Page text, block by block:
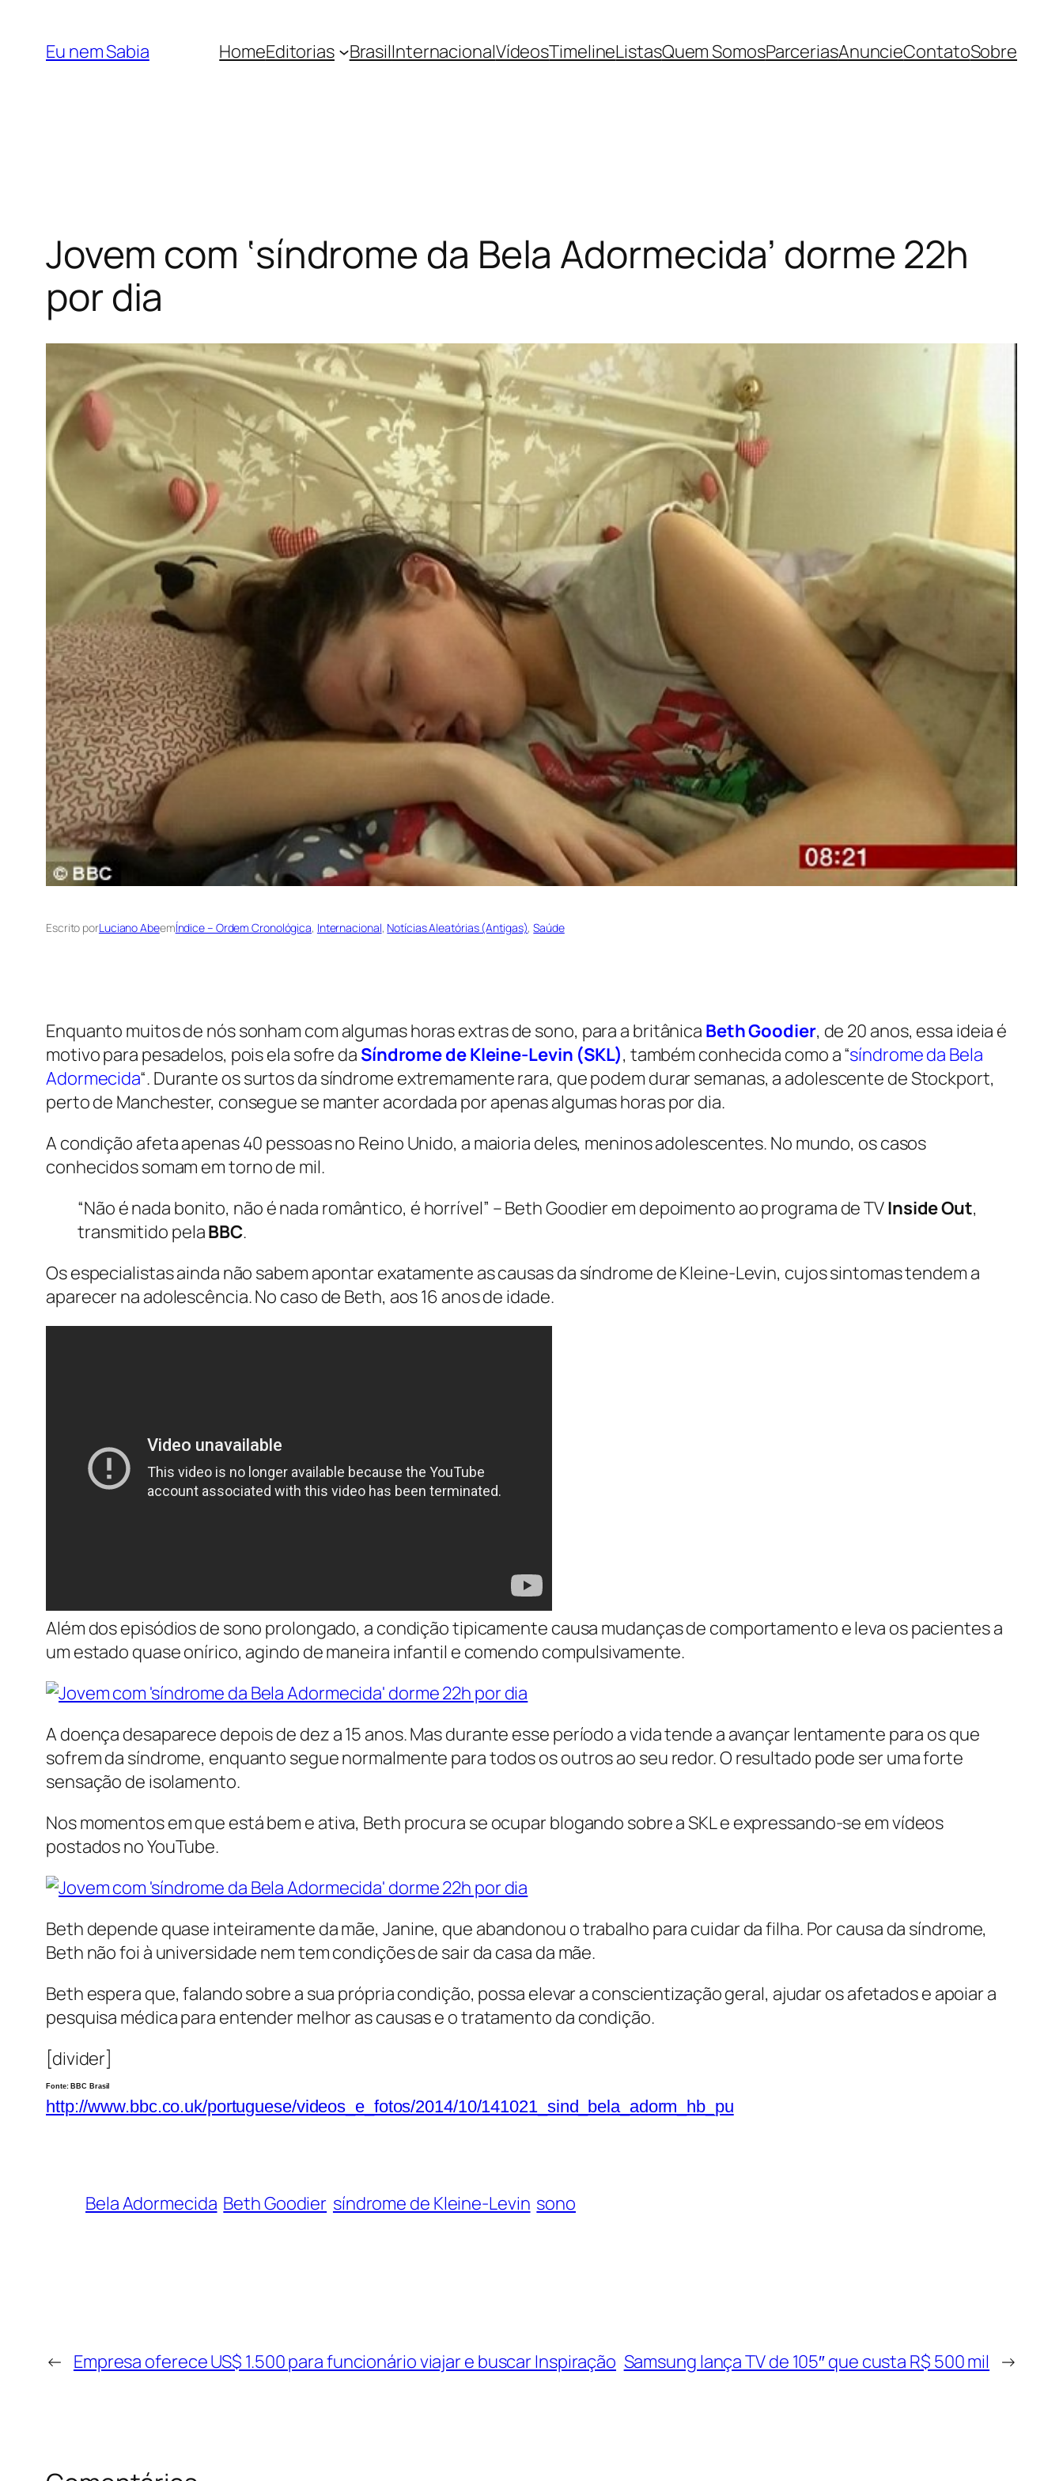
Eu nem Sabia HomeEditorias BrasilInternacionalVídeosTimelineListasQuem SomosParceriasAnuncieContatoSobre
Jovem com ‘síndrome da Bela Adormecida’ dorme 22h
por dia
Escrito porLuciano AbeemÍndice – Ordem Cronológica, Internacional, Notícias Aleatórias (Antigas), Saúde
Enquanto muitos de nós sonham com algumas horas extras de sono, para a britânica Beth Goodier, de 20 anos, essa ideia é
motivo para pesadelos, pois ela sofre da Síndrome de Kleine-Levin (SKL), também conhecida como a “síndrome da Bela
Adormecida“. Durante os surtos da síndrome extremamente rara, que podem durar semanas, a adolescente de Stockport,
perto de Manchester, consegue se manter acordada por apenas algumas horas por dia.
A condição afeta apenas 40 pessoas no Reino Unido, a maioria deles, meninos adolescentes. No mundo, os casos
conhecidos somam em torno de mil.
“Não é nada bonito, não é nada romântico, é horrível” – Beth Goodier em depoimento ao programa de TVInside Out,
transmitido pelaBBC.
Os especialistas ainda não sabem apontar exatamente as causas da síndrome de Kleine-Levin, cujos sintomas tendem a
aparecer na adolescência. No caso de Beth, aos 16 anos de idade.
Além dos episódios de sono prolongado, a condição tipicamente causa mudanças de comportamento e leva os pacientes a
um estado quase onírico, agindo de maneira infantil e comendo compulsivamente.
A doença desaparece depois de dez a 15 anos. Mas durante esse período a vida tende a avançar lentamente para os que
sofrem da síndrome, enquanto segue normalmente para todos os outros ao seu redor. O resultado pode ser uma forte
sensação de isolamento.
Nos momentos em que está bem e ativa, Beth procura se ocupar blogando sobre a SKL e expressando-se em vídeos
postados no YouTube.
Beth depende quase inteiramente da mãe, Janine, que abandonou o trabalho para cuidar da filha. Por causa da síndrome,
Beth não foi à universidade nem tem condições de sair da casa da mãe.
Beth espera que, falando sobre a sua própria condição, possa elevar a conscientização geral, ajudar os afetados e apoiar a
pesquisa médica para entender melhor as causas e o tratamento da condição.
[divider]
Fonte: BBC Brasil
http://www.bbc.co.uk/portuguese/videos_e_fotos/2014/10/141021_sind_bela_adorm_hb_pu
Bela Adormecida Beth Goodier síndrome de Kleine-Levin sono
← Empresa oferece US$ 1.500 para funcionário viajar e buscar Inspiração Samsung lança TV de 105″ que custa R$ 500 mil →